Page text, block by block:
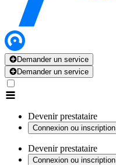
Demander un service
Demander un service
Devenir prestataire
Connexion ou inscription
Devenir prestataire
Connexion ou inscription